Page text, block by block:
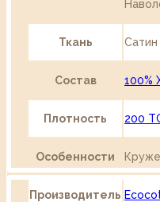
Ткань
Состав 100%
Плотность 200
Особенности
Производитель